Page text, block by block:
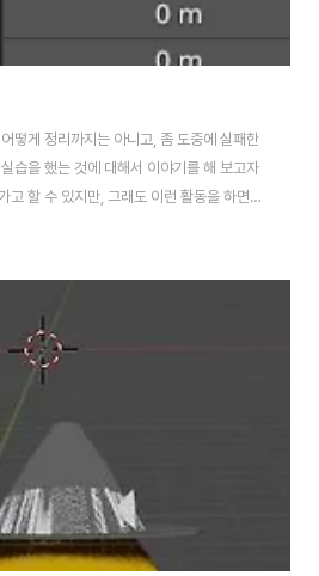
떻게 정리까지는 아니고, 좀 도중에 실패한
습을 했는 것에 대해서 이야기를 해 보고자
고 할 수 있지만, 그래도 이런 활동을 하면서
무언가로 만들어 낼 수 있는 것 입니다. 일
저 shift + a 로 UV 구체를 추가해 주도록
고, Rings를 4로 두어서 좀 면적을 적게
일단 위 스크린샷에서 볼 수 있는 것처럼 좀
합니다. 그래도 이것만 가지고서는 10..